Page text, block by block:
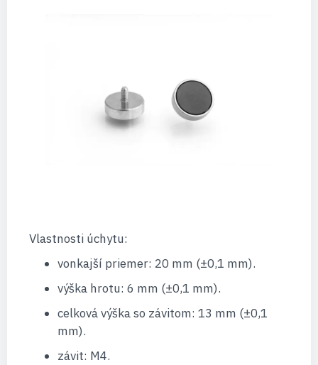
Vlastnosti úchytu:
vonkajší priemer: 20 mm (±0,1 mm).
výška hrotu: 6 mm (±0,1 mm).
celková výška so závitom: 13 mm (±0,1
mm).
závit: M4.